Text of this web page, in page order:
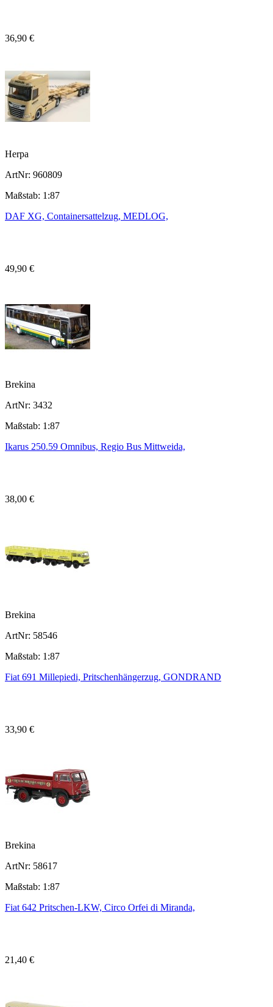
36,90 €
Herpa
ArtNr: 960809
Maßstab: 1:87
DAF XG, Containersattelzug, MEDLOG,
49,90 €
Brekina
ArtNr: 3432
Maßstab: 1:87
Ikarus 250.59 Omnibus, Regio Bus Mittweida,
38,00 €
Brekina
ArtNr: 58546
Maßstab: 1:87
Fiat 691 Millepiedi, Pritschenhängerzug, GONDRAND
33,90 €
Brekina
ArtNr: 58617
Maßstab: 1:87
Fiat 642 Pritschen-LKW, Circo Orfei di Miranda,
21,40 €